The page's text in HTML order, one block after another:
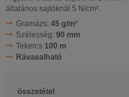
általános sajtóknál 5 N/cm².
Gramázs: 45 g/m²
Szélesség: 90 mm
Tekercs 100 m
Rávasalható
összetétel